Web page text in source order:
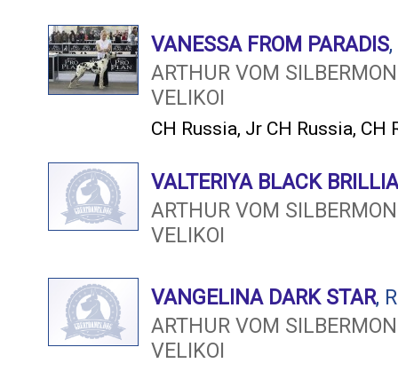
VANESSA FROM PARADIS
ARTHUR VOM
VELIKOI
CH Russia, Jr CH Russia, CH
VALTERIYA BLACK
ARTHUR VOM
VELIKOI
VANGELINA DARK STAR,
ARTHUR VOM
VELIKOI